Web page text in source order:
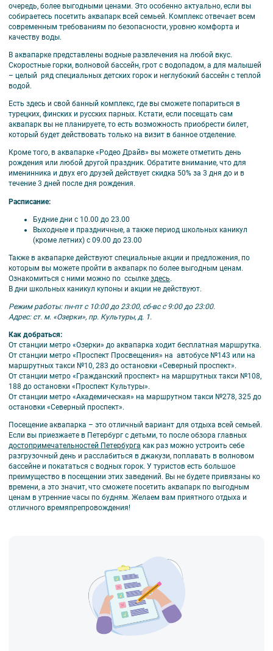
очередь, более выгодными ценами. Это особенно актуально, если вы
собираетесь посетить аквапарк всей семьей. Комплекс отвечает всем
современным требованиям по безопасности, уровню комфорта и
качеству воды.
В аквапарке представлены водные развлечения на любой вкус.
Скоростные горки, волновой бассейн, грот с водопадом, а для малышей
– целый ряд специальных детских горок и неглубокий бассейн с теплой
водой.
Есть здесь и свой банный комплекс, где вы сможете попариться в
турецких, финских и русских парных. Кстати, если посещать сам
аквапарк вы не планируете, то есть возможность приобрести билет,
который будет действовать только на визит в банное отделение.
Кроме того, в аквапарке «Родео Драйв» вы можете отметить день
рождения или любой другой праздник. Обратите внимание, что для
именинника и двух его друзей действует скидка 50% за 3 дня до и в
течение 3 дней после дня рождения.
Расписание:
Будние дни с 10.00 до 23.00
Выходные и праздничные, а также период школьных каникул
(кроме летних) с 09.00 до 23.00
Также в аквапарке действуют специальные акции и предложения, по
которым вы можете пройти в аквапарк по более выгодным ценам.
Ознакомиться с ними можно по ссылке здесь.
В дни школьных каникул купоны и акции не действуют.
Режим работы: пн-пт с 10:00 до 23:00, сб-вс с 9:00 до 23:00.
Адрес: ст. м. «Озерки», пр. Культуры, д. 1.
Как добраться:
От станции метро «Озерки» до аквапарка ходит бесплатная маршрутка.
От станции метро «Проспект Просвещения» на автобусе №143 или на
маршрутных такси №10, 283 до остановки «Северный проспект».
От станции метро «Гражданский проспект» на маршрутных такси №108,
188 до остановки «Проспект Культуры».
От станции метро «Академическая» на маршрутном такси №278, 325 до
остановки «Северный проспект».
Посещение аквапарка – это отличный вариант для отдыха всей семьей.
Если вы приезжаете в Петербург с детьми, то после обзора главных
достопримечательностей Петербурга как раз можно устроить себе
разгрузочный день и расслабиться в джакузи, поплавать в волновом
бассейне и покататься с водных горок. У туристов есть большое
преимущество в посещении этих заведений. Вы не будете привязаны ко
времени, а это значит, что сможете посетить аквапарк по выгодным
ценам в утренние часы по будням. Желаем вам приятного отдыха и
отличного времяпрепровождения!